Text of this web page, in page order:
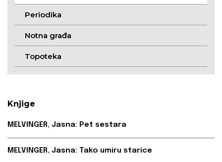
Periodika
Notna građa
Topoteka
Knjige
MELVINGER, Jasna: Pet sestara
MELVINGER, Jasna: Tako umiru starice